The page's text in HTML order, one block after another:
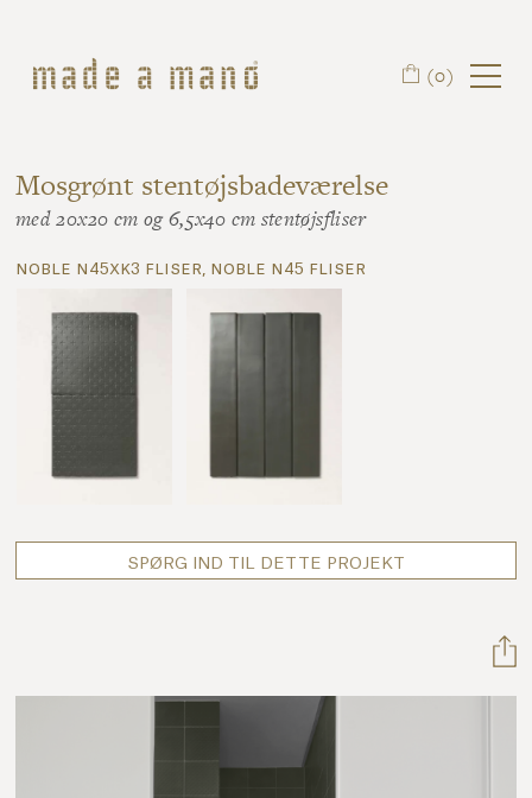
(0)
Mosgrønt stentøjsbadeværelse
med 20x20 cm og 6,5x40 cm stentøjsfliser
noble n45xk3 fliser, noble n45 fliser
SPØRG IND TIL DETTE PROJEKT